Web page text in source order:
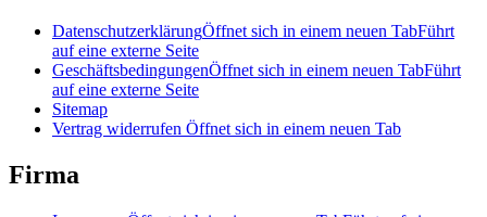
DatenschutzerklärungÖffnet sich in einem neuen TabFührt
auf eine externe Seite
GeschäftsbedingungenÖffnet sich in einem neuen TabFührt
auf eine externe Seite
Sitemap
Vertrag widerrufen Öffnet sich in einem neuen Tab
Firma